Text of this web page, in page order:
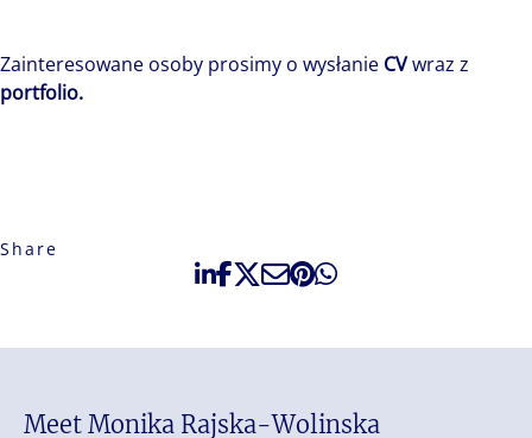
Zainteresowane osoby prosimy o wysłanie CVwraz z
portfolio.
Share
Meet Monika Rajska-Wolinska